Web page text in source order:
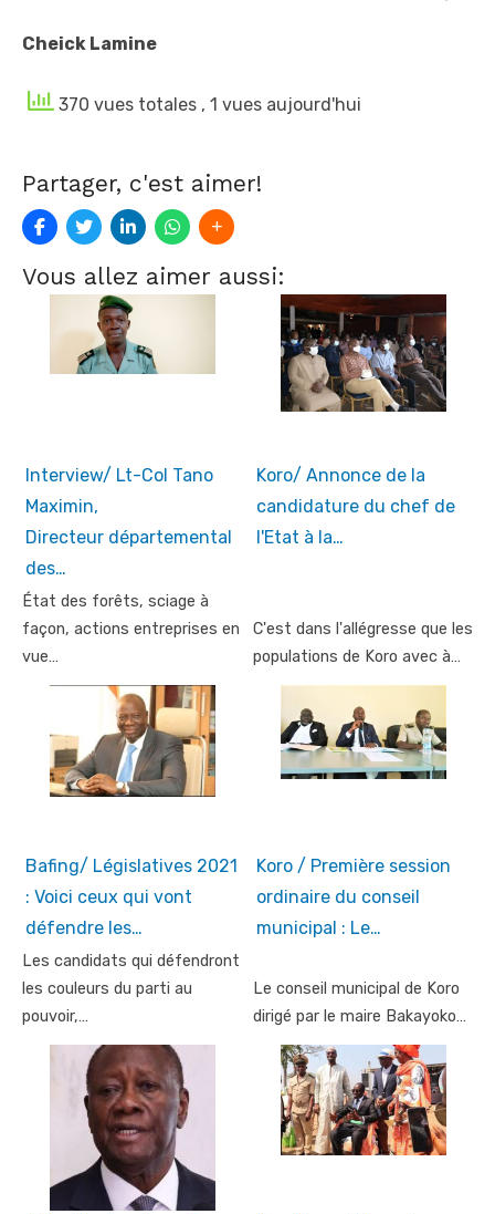
Cheick Lamine
370 vues totales , 1 vues aujourd'hui
Partager, c'est aimer!
Vous allez aimer aussi:
Interview/ Lt-Col Tano
Maximin,
Directeur départemental
des…
État des forêts, sciage à
façon, actions entreprises en
vue…
Koro/ Annonce de la
candidature du chef de
l'Etat à la…
C'est dans l'allégresse que les
populations de Koro avec à…
Bafing/ Législatives 2021
: Voici ceux qui vont
défendre les…
Les candidats qui défendront
les couleurs du parti au
pouvoir,…
Koro / Première session
ordinaire du conseil
municipal : Le…
Le conseil municipal de Koro
dirigé par le maire Bakayoko…